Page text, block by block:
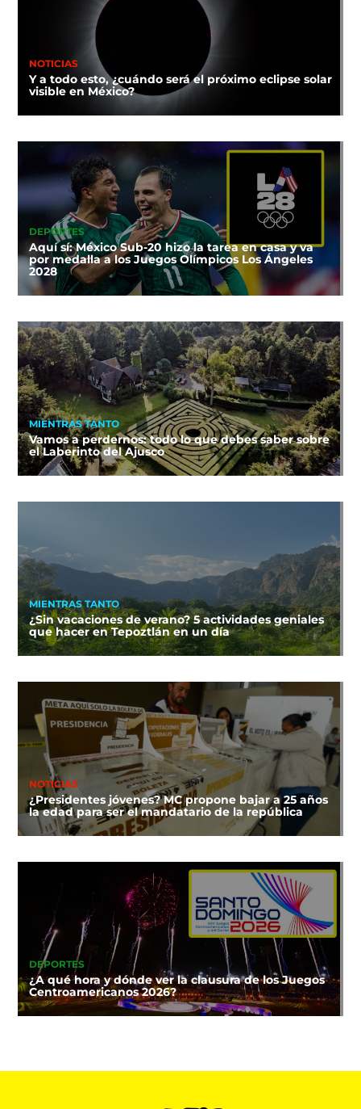
NOTICIAS
Y a todo esto, ¿cuándo será el próximo eclipse solar
visible en México?
DEPORTES
Aquí sí: México Sub-20 hizo la tarea en casa y va
por medalla a los Juegos Olímpicos Los Ángeles
2028
MIENTRAS TANTO
Vamos a perdernos: todo lo que debes saber sobre
el Laberinto del Ajusco
MIENTRAS TANTO
¿Sin vacaciones de verano? 5 actividades geniales
que hacer en Tepoztlán en un día
NOTICIAS
¿Presidentes jóvenes? MC propone bajar a 25 años
la edad para ser el mandatario de la república
DEPORTES
¿A qué hora y dónde ver la clausura de los Juegos
Centroamericanos 2026?